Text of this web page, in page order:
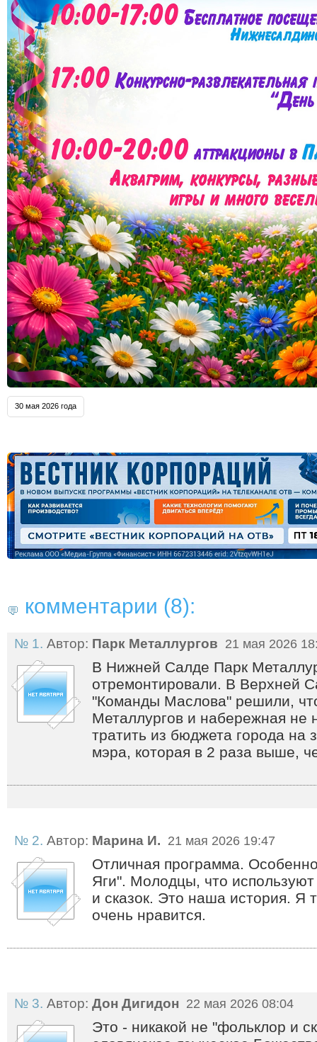
30 мая 2026 года
комментарии (8):
№ 1. Автор: Парк Металлургов 21 мая 2026
В Нижней Салде Парк
отремонтировали. В Верхней
"Команды Маслова" решили,
Металлургов и набережная не
тратить из бюджета города на
мэра, которая в 2 раза выше,
№ 2. Автор: Марина И. 21 мая 2026 19:47
Отличная программа.
Яги". Молодцы, что
и сказок. Это наша история. Я
очень нравится.
№ 3. Автор: Дон Дигидон 22 мая 2026 08:04
Это - никакой не "фольклор и